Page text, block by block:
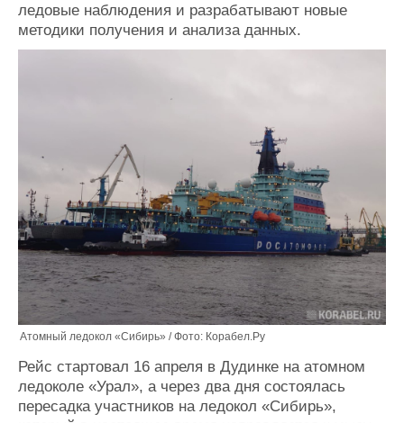
Конференции
Флот
Все службы
ледовые наблюдения и разрабатывают новые
методики получения и анализа данных.
Атомный ледокол «Сибирь» / Фото: Корабел.Ру
Рейс стартовал 16 апреля в Дудинке на атомном
ледоколе «Урал», а через два дня состоялась
пересадка участников на ледокол «Сибирь»,